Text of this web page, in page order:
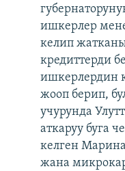
ишкерлер
келип
кредиттерди
ишкерлердин
жооп берип,
учурунда
аткаруу буга
келген
жана